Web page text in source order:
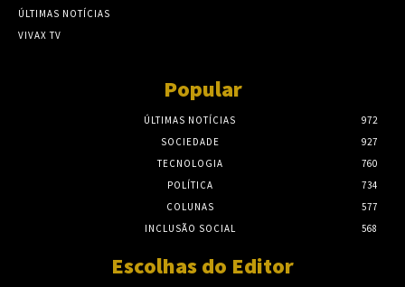
ÚLTIMAS NOTÍCIAS
VIVAX TV
Popular
ÚLTIMAS NOTÍCIAS
972
SOCIEDADE
927
TECNOLOGIA
760
POLÍTICA
734
COLUNAS
577
INCLUSÃO SOCIAL
568
Escolhas do Editor